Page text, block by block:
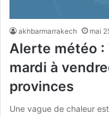
akhbarmarrakech mai
Alerte météo :
mardi à
provinces
Une vague de chaleur